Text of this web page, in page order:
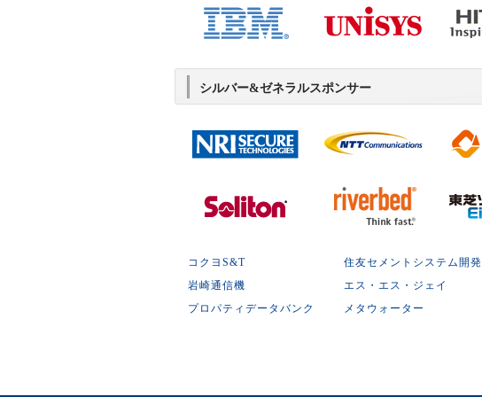
シルバー&ゼネラルスポンサー
コクヨS&T 住友セメントシステム開発
岩崎通信機
エス・エス・ジェイ
プロパティデータバンク
メタウォーター